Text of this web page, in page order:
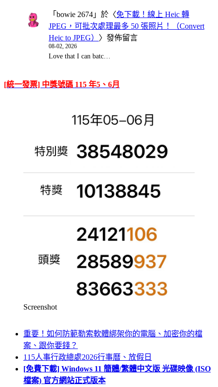
「 bowie 2674 」於〈免下載！線上 Heic 轉
JPEG，可批次處理最多 50 張照片！（Convert
Heic to JPEG） 〉發佈留言
08-02, 2026
Love that I can batc…
[統一發票] 中獎號碼 115 年5、6月
Screenshot
重要！如何防範勒索軟體綁架你的電腦、加密你的檔
案、跟你要錢？
115人事行政總處2026行事曆、放假日
[免費下載] Windows 11 簡體/繁體中文版 光碟映像 (ISO
檔案) 官方網站正式版本